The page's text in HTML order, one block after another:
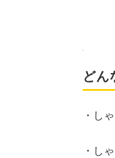
どん
・し
・し